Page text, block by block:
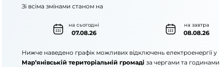
на сьогодні
07.08.26
на завтра
08.08.26
Зі всіма змінами станом на
Нижче наведено графік можливих відключень електроенергії у
Мар’янівській територіальній громаді за чергами та годинами.